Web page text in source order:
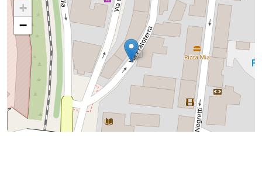
+
−